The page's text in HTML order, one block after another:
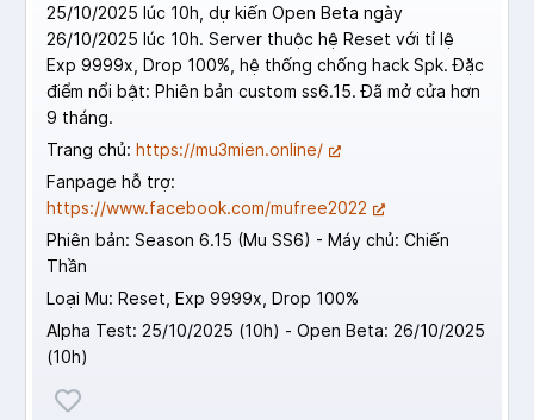
25/10/2025 lúc 10h, dự kiến Open Beta ngày
26/10/2025 lúc 10h. Server thuộc hệ Reset với tỉ lệ
Exp 9999x, Drop 100%, hệ thống chống hack Spk. Đặc
điểm nổi bật: Phiên bản custom ss6.15. Đã mở cửa hơn
9 tháng.
Trang chủ: https://mu3mien.online/
Fanpage hỗ trợ:
https://www.facebook.com/mufree2022
Phiên bản: Season 6.15 (Mu SS6) - Máy chủ: Chiến
Thần
Loại Mu: Reset, Exp 9999x, Drop 100%
Alpha Test: 25/10/2025 (10h) - Open Beta: 26/10/2025
(10h)